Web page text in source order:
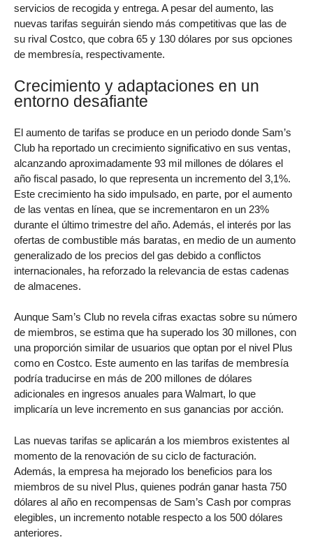
servicios de recogida y entrega. A pesar del aumento, las
nuevas tarifas seguirán siendo más competitivas que las de
su rival Costco, que cobra 65 y 130 dólares por sus opciones
de membresía, respectivamente.
Crecimiento y adaptaciones en un
entorno desafiante
El aumento de tarifas se produce en un periodo donde Sam’s
Club ha reportado un crecimiento significativo en sus ventas,
alcanzando aproximadamente 93 mil millones de dólares el
año fiscal pasado, lo que representa un incremento del 3,1%.
Este crecimiento ha sido impulsado, en parte, por el aumento
de las ventas en línea, que se incrementaron en un 23%
durante el último trimestre del año. Además, el interés por las
ofertas de combustible más baratas, en medio de un aumento
generalizado de los precios del gas debido a conflictos
internacionales, ha reforzado la relevancia de estas cadenas
de almacenes.
Aunque Sam’s Club no revela cifras exactas sobre su número
de miembros, se estima que ha superado los 30 millones, con
una proporción similar de usuarios que optan por el nivel Plus
como en Costco. Este aumento en las tarifas de membresía
podría traducirse en más de 200 millones de dólares
adicionales en ingresos anuales para Walmart, lo que
implicaría un leve incremento en sus ganancias por acción.
Las nuevas tarifas se aplicarán a los miembros existentes al
momento de la renovación de su ciclo de facturación.
Además, la empresa ha mejorado los beneficios para los
miembros de su nivel Plus, quienes podrán ganar hasta 750
dólares al año en recompensas de Sam’s Cash por compras
elegibles, un incremento notable respecto a los 500 dólares
anteriores.